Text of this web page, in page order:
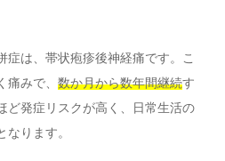
症は、帯状疱疹後神経痛です。こ
みで、 数か月から数年間継続す
ど発症リスクが高く、日常生活の
ります。